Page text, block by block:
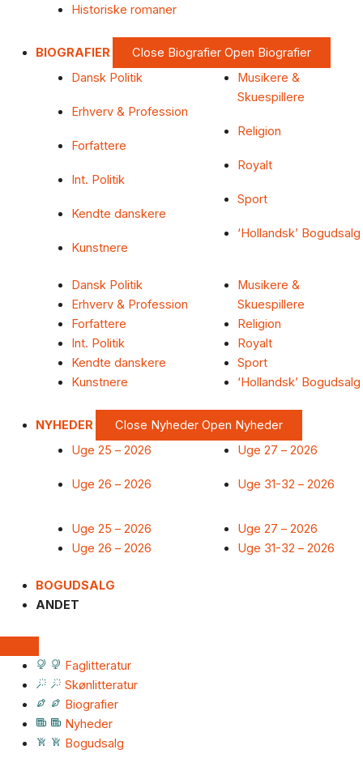
Historiske romaner
BIOGRAFIER Close Biografier Open Biografier
Dansk Politik
Erhverv & Profession
Forfattere
Int. Politik
Kendte danskere
Kunstnere
Musikere &
Skuespillere
Religion
Royalt
Sport
‘Hollandsk’ Bogudsalg
Dansk Politik
Erhverv & Profession
Forfattere
Int. Politik
Kendte danskere
Kunstnere
Musikere &
Skuespillere
Religion
Royalt
Sport
‘Hollandsk’ Bogudsalg
NYHEDER Close Nyheder Open Nyheder
Uge 25 – 2026
Uge 26 – 2026
Uge 27 – 2026
Uge 31-32 – 2026
Uge 25 – 2026
Uge 26 – 2026
Uge 27 – 2026
Uge 31-32 – 2026
BOGUDSALG
ANDET
Faglitteratur
Skønlitteratur
Biografier
Nyheder
Bogudsalg